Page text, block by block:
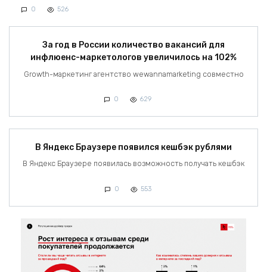
0 526
За год в России количество вакансий для
инфлюенс-маркетологов увеличилось на 102%
Growth-маркетинг агентство wewannamarketing совместно
0 629
В Яндекс Браузере появился кешбэк рублями
В Яндекс Браузере появилась возможность получать кешбэк
0 553